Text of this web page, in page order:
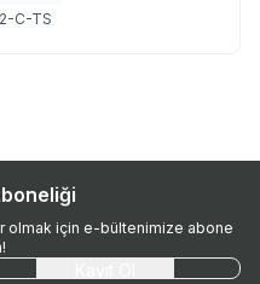
C-TS
olmak için e-bültenimize abone